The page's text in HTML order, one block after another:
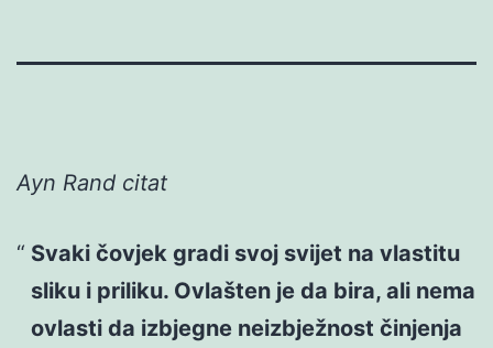
Ayn Rand citat
Svaki čovjek gradi svoj svijet na vlastitu
sliku i priliku. Ovlašten je da bira, ali nema
ovlasti da izbjegne neizbježnost činjenja